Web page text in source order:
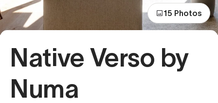
15 Photos
Native Verso by
Numa